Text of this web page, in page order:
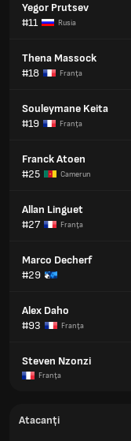
Yegor Prutsev
#11
Rusia
Thena Massock
#18
Franţa
Souleymane Keita
#19
Franţa
Franck Atoen
#25
Camerun
Allan Linguet
#27
Franţa
Marco Decherf
#29
Alex Daho
#93
Franţa
Steven Nzonzi
Franţa
Atacanți